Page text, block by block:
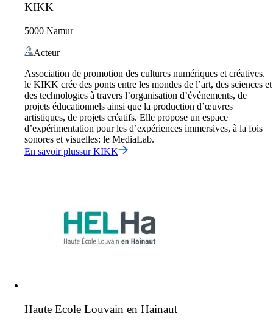
KIKK
5000 Namur
Acteur
Association de promotion des cultures numériques et créatives.
le KIKK crée des ponts entre les mondes de l’art, des sciences et
des technologies à travers l’organisation d’événements, de
projets éducationnels ainsi que la production d’œuvres
artistiques, de projets créatifs. Elle propose un espace
d’expérimentation pour les d’expériences immersives, à la fois
sonores et visuelles: le MediaLab.
En savoir plussurKIKK
Haute Ecole Louvain en Hainaut